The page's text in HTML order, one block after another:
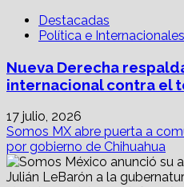
Destacadas
Política e Internacionales
Nueva Derecha
internacional contra el
17 julio, 2026
Somos MX abre puerta a
por gobierno de Chihuahua